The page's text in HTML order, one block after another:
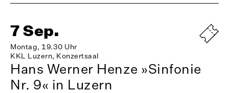
7 Sep.
Montag, 19.30 Uhr
KKL Luzern, Konzertsaal
Hans Werner Henze »Sinfonie
Nr. 9« in Luzern